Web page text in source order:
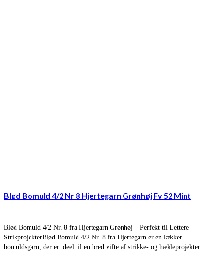
Blød Bomuld 4/2 Nr 8 Hjertegarn Grønhøj Fv 52 Mint
Blød Bomuld 4/2 Nr. 8 fra Hjertegarn Grønhøj – Perfekt til Lettere
StrikprojekterBlød Bomuld 4/2 Nr. 8 fra Hjertegarn er en lækker
bomuldsgarn, der er ideel til en bred vifte af strikke- og hækleprojekter.